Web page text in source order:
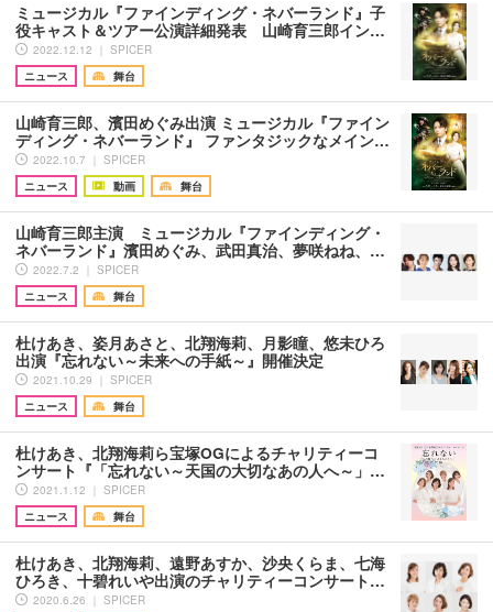
ミュージカル『ファインディング・ネバーランド』子
役キャスト＆ツアー公演詳細発表 山崎育三郎イン…
2022.12.12 ｜ SPICER
ニュース
舞台
山崎育三郎、濱田めぐみ出演 ミュージカル『ファイン
ディング・ネバーランド』 ファンタジックなメイン…
2022.10.7 ｜ SPICER
ニュース
動画 舞台
山崎育三郎主演 ミュージカル『ファインディング・
ネバーランド』濱田めぐみ、武田真治、夢咲ねね、…
2022.7.2 ｜ SPICER
ニュース
舞台
杜けあき、姿月あさと、北翔海莉、月影瞳、悠未ひろ
出演『忘れない～未来への手紙～』開催決定
2021.10.29 ｜ SPICER
ニュース
舞台
杜けあき、北翔海莉ら宝塚OGによるチャリティーコ
ンサート『「忘れない～天国の大切なあの人へ～」…
2021.1.12 ｜ SPICER
ニュース
舞台
杜けあき、北翔海莉、遠野あすか、沙央くらま、七海
ひろき、十碧れいや出演のチャリティーコンサート…
2020.6.26 ｜ SPICER